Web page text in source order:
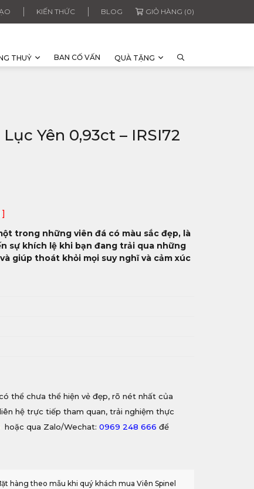
KIẾN THỨC BLOG GIỎ HÀNG (0)
THUỶ BAN CỐ VẤN QUÀ TẶNG
Yên 0,93ct – IRSI72
trong những viên đá có màu sắc đẹp, là
sự khích lệ khi bạn đang trải qua những
giúp thoát khỏi mọi suy nghĩ và cảm xúc
thể chưa thể hiện vẻ đẹp, rõ nét nhất của
hệ trực tiếp tham quan, trải nghiệm thực
hoặc qua Zalo/Wechat: 0969 248 666 để
hàng theo mẫu khi quý khách mua Viên Spinel